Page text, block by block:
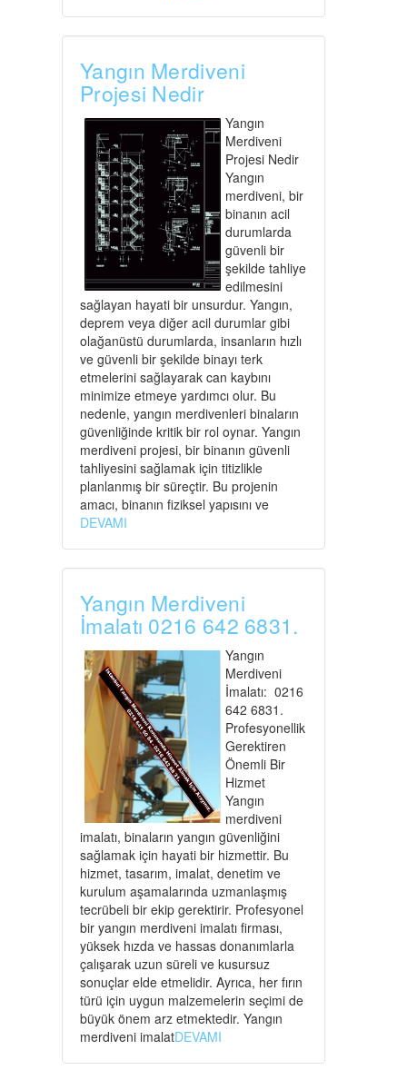
Yangın Merdiveni
Projesi Nedir
Yangın
Merdiveni
Projesi Nedir
Yangın
merdiveni, bir
binanın acil
durumlarda
güvenli bir
şekilde tahliye
edilmesini
sağlayan hayati bir unsurdur. Yangın,
deprem veya diğer acil durumlar gibi
olağanüstü durumlarda, insanların hızlı
ve güvenli bir şekilde binayı terk
etmelerini sağlayarak can kaybını
minimize etmeye yardımcı olur. Bu
nedenle, yangın merdivenleri binaların
güvenliğinde kritik bir rol oynar. Yangın
merdiveni projesi, bir binanın güvenli
tahliyesini sağlamak için titizlikle
planlanmış bir süreçtir. Bu projenin
amacı, binanın fiziksel yapısını ve
DEVAMI
Yangın Merdiveni
İmalatı 0216 642 6831.
Yangın
Merdiveni
İmalatı: 0216
642 6831.
Profesyonellik
Gerektiren
Önemli Bir
Hizmet
Yangın
merdiveni
imalatı, binaların yangın güvenliğini
sağlamak için hayati bir hizmettir. Bu
hizmet, tasarım, imalat, denetim ve
kurulum aşamalarında uzmanlaşmış
tecrübeli bir ekip gerektirir. Profesyonel
bir yangın merdiveni imalatı firması,
yüksek hızda ve hassas donanımlarla
çalışarak uzun süreli ve kusursuz
sonuçlar elde etmelidir. Ayrıca, her fırın
türü için uygun malzemelerin seçimi de
büyük önem arz etmektedir. Yangın
merdiveni imalatDEVAMI